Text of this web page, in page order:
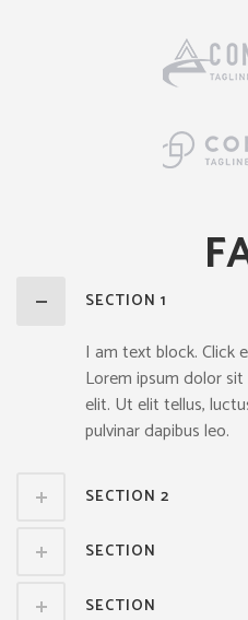
SECTION 1
I am text block. Click
Lorem ipsum dolor
elit. Ut elit tellus,
pulvinar dapibus leo.
SECTION 2
SECTION
SECTION